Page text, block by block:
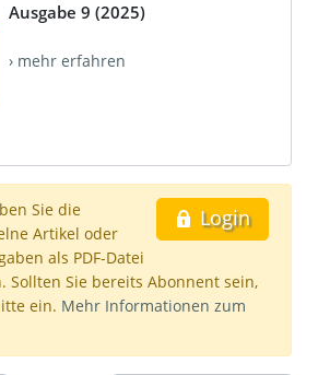
Ausgabe 9 (2025)
› mehr erfahren
Login
Sie die
Artikel oder
als PDF-Datei
Sollten Sie bereits Abonnent sein,
ein. Mehr Informationen zum